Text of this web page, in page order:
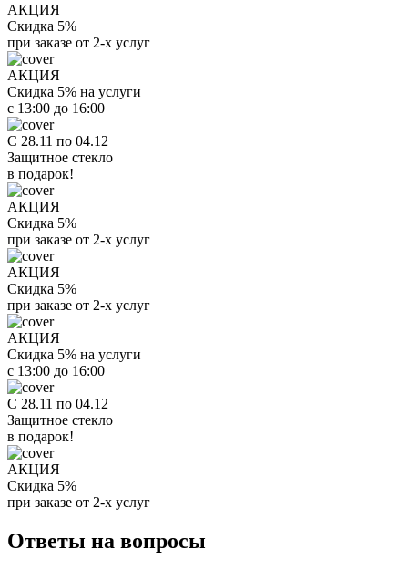
АКЦИЯ
Скидка 5%
при заказе от 2-х услуг
АКЦИЯ
Скидка 5% на услуги
с 13:00 до 16:00
С 28.11 по 04.12
Защитное стекло
в подарок!
АКЦИЯ
Скидка 5%
при заказе от 2-х услуг
АКЦИЯ
Скидка 5%
при заказе от 2-х услуг
АКЦИЯ
Скидка 5% на услуги
с 13:00 до 16:00
С 28.11 по 04.12
Защитное стекло
в подарок!
АКЦИЯ
Скидка 5%
при заказе от 2-х услуг
Ответы на вопросы